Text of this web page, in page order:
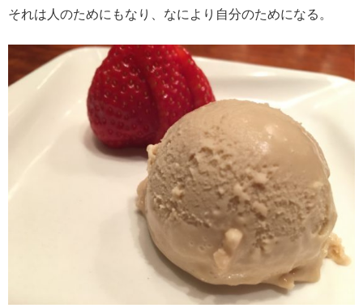
それは人のためにもなり、なにより自分のためになる。